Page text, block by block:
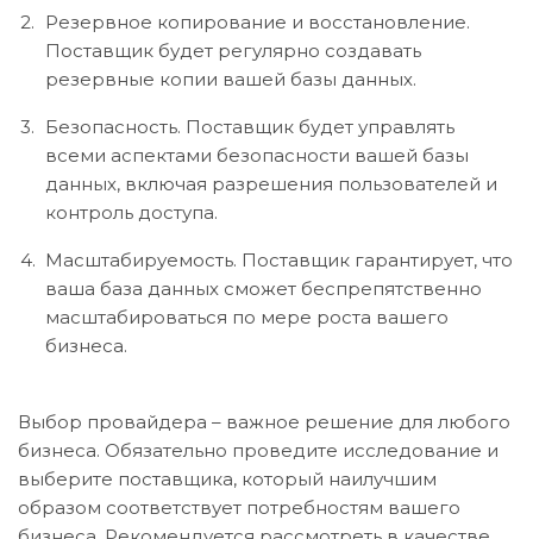
Резервное копирование и восстановление.
Поставщик будет регулярно создавать
резервные копии вашей базы данных.
Безопасность. Поставщик будет управлять
всеми аспектами безопасности вашей базы
данных, включая разрешения пользователей и
контроль доступа.
Масштабируемость. Поставщик гарантирует, что
ваша база данных сможет беспрепятственно
масштабироваться по мере роста вашего
бизнеса.
Выбор провайдера – важное решение для любого
бизнеса. Обязательно проведите исследование и
выберите поставщика, который наилучшим
образом соответствует потребностям вашего